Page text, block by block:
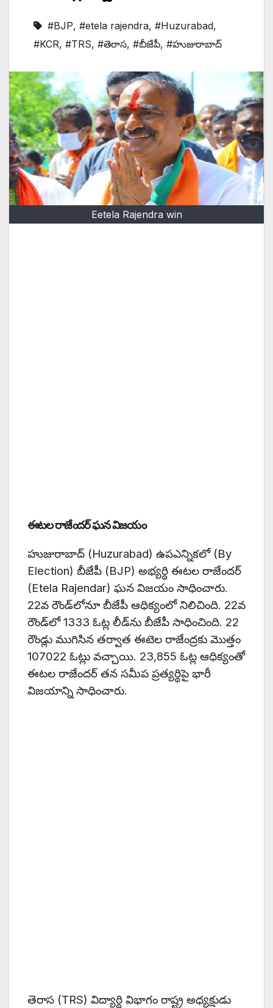
#BJP, #etela rajendra, #Huzurabad,
#KCR, #TRS, #తెరాస, #బీజేపీ, #హుజురాబాద్
Eetela Rajendra win
ఈటల రాజేందర్‌ ఘన విజయం
హుజురాబాద్ (Huzurabad) ఉపఎన్నికలో (By
Election) బీజేపీ (BJP) అభ్యర్థి ఈటల రాజేందర్‌
(Etela Rajendar) ఘన విజయం సాధించారు.
22వ రౌండ్‌లోనూ బీజేపీ ఆధిక్యంలో నిలిచింది. 22వ
రౌండ్‌లో 1333 ఓట్ల లీడ్‌ను బీజేపీ సాధించింది. 22
రౌండ్లు ముగిసిన తర్వాత ఈటెల రాజేంద్రకు మొత్తం
107022 ఓట్లు వచ్చాయి. 23,855 ఓట్ల ఆధిక్యంతో
ఈటల రాజేందర్‌ తన సమీప ప్రత్యర్థిపై భారీ
విజయాన్ని సాధించారు.
తెరాస (TRS) విద్యార్థి విభాగం రాష్ట్ర అధ్యక్షుడు